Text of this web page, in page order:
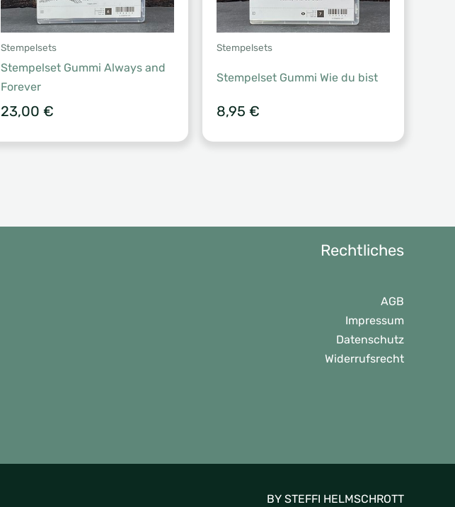
Stempelsets
Stempelset Gummi Always and
Forever
23,00 €
Stempelsets
Stempelset Gummi Wie du bist
8,95 €
Rechtliches
AGB
Impressum
Datenschutz
Widerrufsrecht
BY STEFFI HELMSCHROTT